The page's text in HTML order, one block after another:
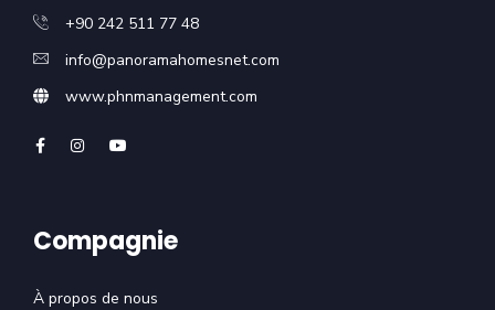
+90 242 511 77 48
info@panoramahomesnet.com
www.phnmanagement.com
Compagnie
À propos de nous